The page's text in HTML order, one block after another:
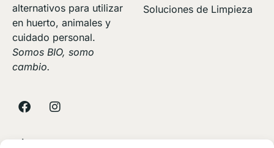
alternativos para utilizar
en huerto, animales y
cuidado personal.
Somos BIO, somo
cambio.
Soluciones de Limpieza
Sobre Nosotros